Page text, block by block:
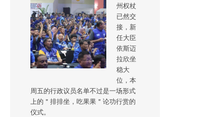
州权杖
已然交
接，新
任大臣
依斯迈
拉欣坐
稳大
位，本
周五的行政议员名单不过是一场形式
上的＂排排坐，吃果果＂论功行赏的
仪式。